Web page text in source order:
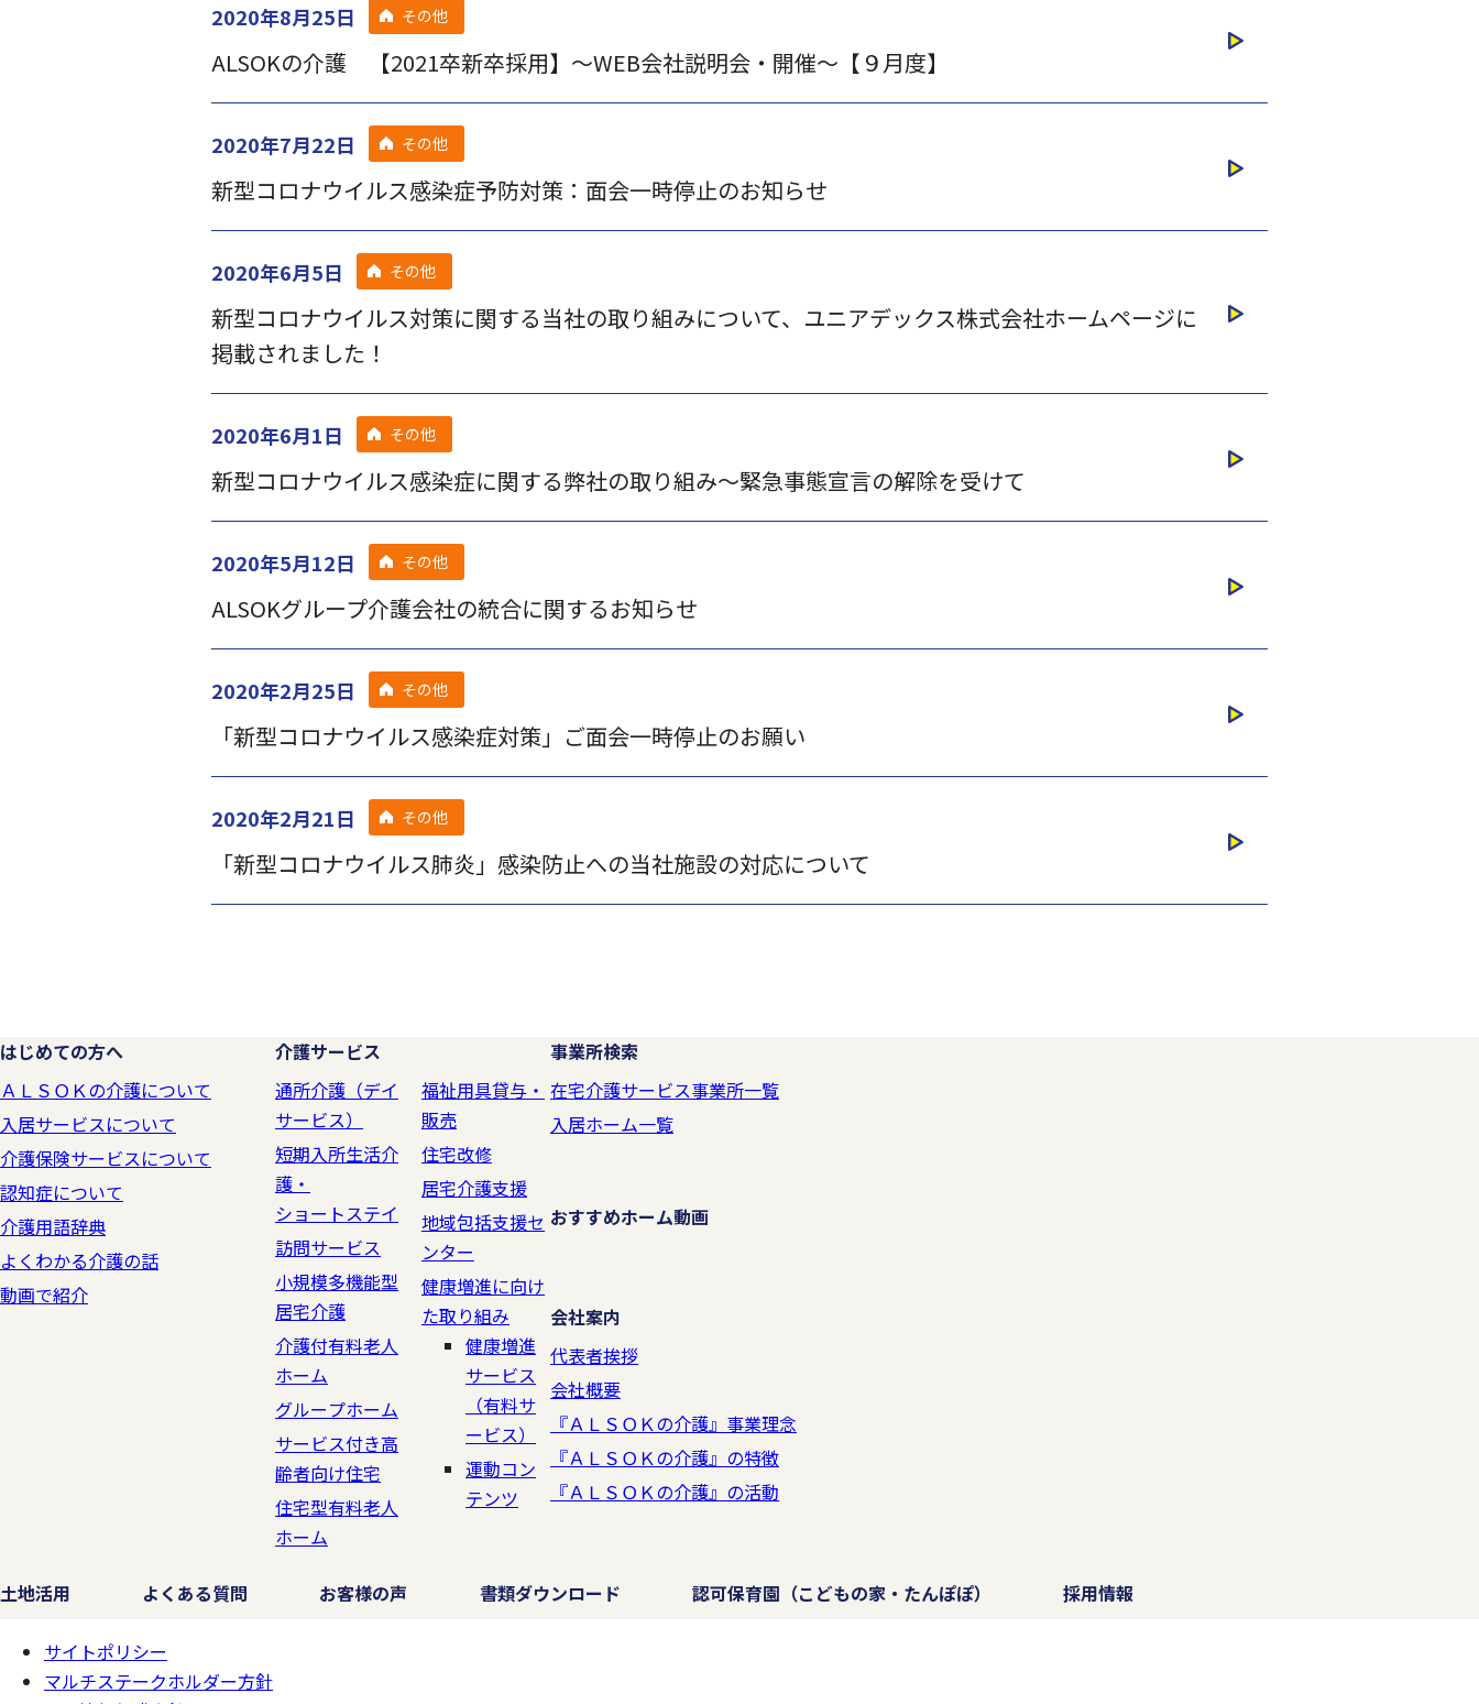
2020年8月25日 その他
ALSOKの介護 【2021卒新卒採用】～WEB会社説明会・開催～【９月度】
2020年7月22日 その他
新型コロナウイルス感染症予防対策：面会一時停止のお知らせ
2020年6月5日 その他
新型コロナウイルス対策に関する当社の取り組みについて、ユニアデックス株式会社ホームページに
掲載されました！
2020年6月1日 その他
新型コロナウイルス感染症に関する弊社の取り組み～緊急事態宣言の解除を受けて
2020年5月12日 その他
ALSOKグループ介護会社の統合に関するお知らせ
2020年2月25日 その他
「新型コロナウイルス感染症対策」ご面会一時停止のお願い
2020年2月21日 その他
「新型コロナウイルス肺炎」感染防止への当社施設の対応について
はじめての方へ
ＡＬＳＯＫの介護について
入居サービスについて
介護保険サービスについて
認知症について
介護用語辞典
よくわかる介護の話
動画で紹介
介護サービス
通所介護（デイ
サービス）
短期入所生活介
護・
ショートステイ
訪問サービス
小規模多機能型
居宅介護
介護付有料老人
ホーム
グループホーム
サービス付き高
齢者向け住宅
住宅型有料老人
ホーム
福祉用具貸与・
販売
住宅改修
居宅介護支援
地域包括支援セ
ンター
健康増進に向け
た取り組み
健康増進
サービス
（有料サ
ービス）
運動コン
テンツ
事業所検索
在宅介護サービス事業所一覧
入居ホーム一覧
おすすめホーム動画
会社案内
代表者挨拶
会社概要
『ＡＬＳＯＫの介護』事業理念
『ＡＬＳＯＫの介護』の特徴
『ＡＬＳＯＫの介護』の活動
土地活用 よくある質問 お客様の声 書類ダウンロード 認可保育園 （こどもの家・たんぽぽ） 採用情報
ページの
一番上へ
サイトポリシー
マルチステークホルダー方針